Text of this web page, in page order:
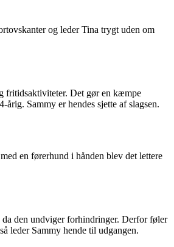
og leder Tina trygt uden om
fritidsaktiviteter. Det gør en kæmpe
Sammy er hendes sjette af slagsen.
en førerhund i hånden blev det lettere
den undviger forhindringer. Derfor føler
leder Sammy hende til udgangen.